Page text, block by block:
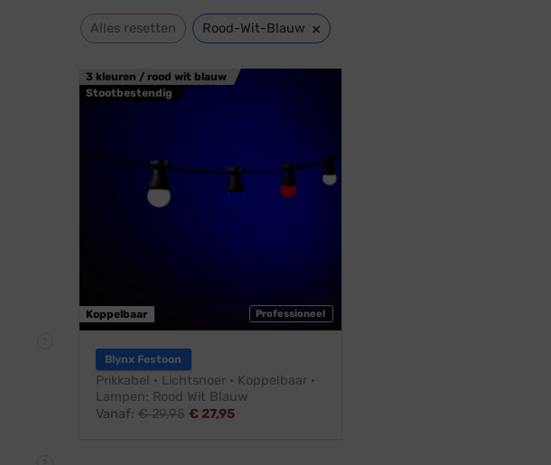
Alles resetten Rood-Wit-Blauw ×
3 kleuren / rood wit blauw
Stootbestendig
Professioneel
Koppelbaar
Blynx Festoon
Prikkabel · Lichtsnoer · Koppelbaar ·
Lampen: Rood Wit Blauw
Vanaf: €29,95 €27,95